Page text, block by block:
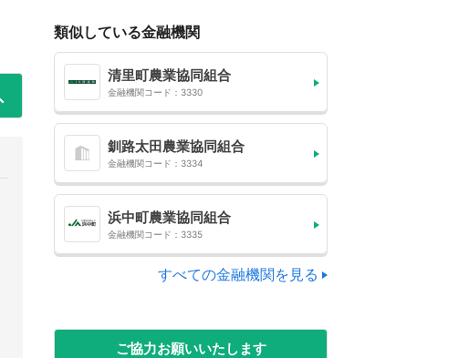
類似している金融機関
清里町農業協同組合
金融機関コード：3330
釧路太田農業協同組合
金融機関コード：3334
浜中町農業協同組合
金融機関コード：3335
すべての金融機関を見る
ご協力お願いいたします